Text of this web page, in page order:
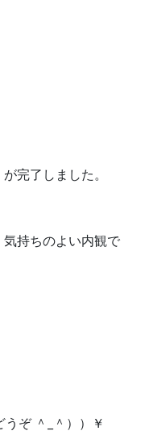
完了しました。
持ちのよい内観で
ぞ ＾_＾））￥